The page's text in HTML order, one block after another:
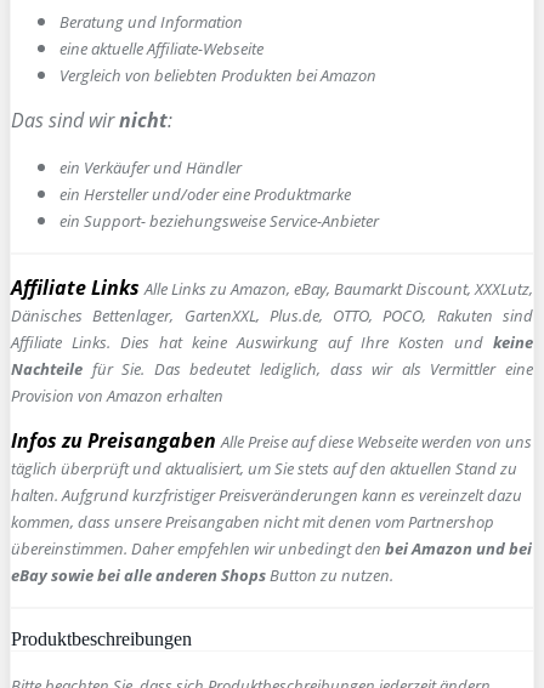
Beratung und Information
eine aktuelle Affiliate-Webseite
Vergleich von beliebten Produkten bei Amazon
Das sind wirnicht:
ein Verkäufer und Händler
ein Hersteller und/oder eine Produktmarke
ein Support- beziehungsweise Service-Anbieter
Affiliate Links Alle Links zu Amazon, eBay, Baumarkt Discount, XXXLutz,
Dänisches Bettenlager, GartenXXL, Plus.de, OTTO, POCO, Rakuten sind
Affiliate Links. Dies hat keine Auswirkung auf Ihre Kosten und keine
Nachteile für Sie. Das bedeutet lediglich, dass wir als Vermittler eine
Provision von Amazon erhalten
Infos zu Preisangaben Alle Preise auf diese Webseite werden von uns
täglich überprüft und aktualisiert, um Sie stets auf den aktuellen Stand zu
halten. Aufgrund kurzfristiger Preisveränderungen kann es vereinzelt dazu
kommen, dass unsere Preisangaben nicht mit denen vom Partnershop
übereinstimmen. Daher empfehlen wir unbedingt den bei Amazon und bei
eBay sowie bei alle anderen ShopsButton zu nutzen.
Produktbeschreibungen